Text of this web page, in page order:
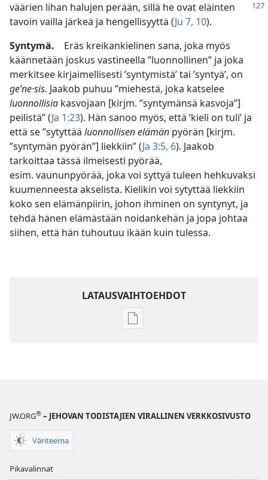
väärien lihan halujen perään, sillä he ovat eläinten
tavoin vailla järkeä ja hengellisyyttä (Ju 7, 10).
Syntymä. Eräs kreikankielinen sana, joka myös
käännetään joskus vastineella ”luonnollinen” ja joka
merkitsee kirjaimellisesti ’syntymistä’ tai ’syntyä’, on
geʹne·sis. Jaakob puhuu ”miehestä, joka katselee
luonnollisia kasvojaan [kirjm. ”syntymänsä kasvoja”]
peilistä” (Ja 1:23). Hän sanoo myös, että ’kieli on tuli’ ja
että se ”sytyttää luonnollisen elämän pyörän [kirjm.
”syntymän pyörän”] liekkiin” (Ja 3:5, 6). Jaakob
tarkoittaa tässä ilmeisesti pyörää,
esim. vaununpyörää, joka voi syttyä tuleen hehkuvaksi
kuumenneesta akselista. Kielikin voi sytyttää liekkiin
koko sen elämänpiirin, johon ihminen on syntynyt, ja
tehdä hänen elämästään noidankehän ja jopa johtaa
siihen, että hän tuhoutuu ikään kuin tulessa.
LATAUSVAIHTOEHDOT
Julkaisujen
JW.ORG® – JEHOVAN TODISTAJIEN VIRALLINEN VERKKOSIVUSTO
Väriteema
Pikavalinnat